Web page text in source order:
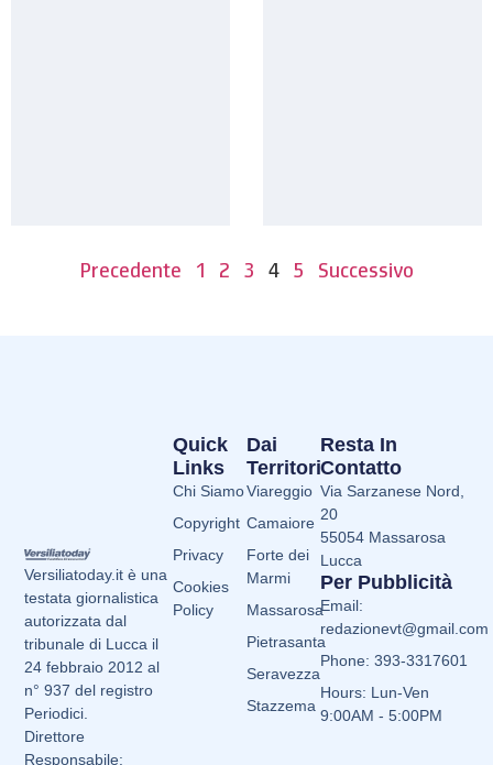
Precedente 1 2 3 4 5 Successivo
Versiliatoday.it è una
testata giornalistica
autorizzata dal
tribunale di Lucca il
24 febbraio 2012 al
n° 937 del registro
Periodici.
Direttore
Responsabile:
Dai
Territori
Viareggio
Camaiore
Forte dei
Marmi
Massarosa
Pietrasanta
Seravezza
Stazzema
Quick
Links
Chi Siamo
Copyright
Privacy
Cookies
Policy
Resta In
Contatto
Via Sarzanese Nord,
20
55054 Massarosa
Lucca
Per Pubblicità
Email:
redazionevt@gmail.com
Phone: 393-3317601
Hours: Lun-Ven
9:00AM - 5:00PM